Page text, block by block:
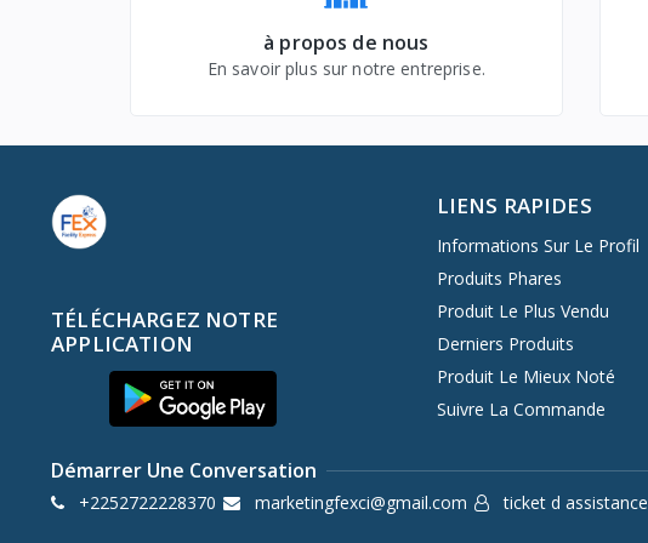
à propos de nous
En savoir plus sur notre entreprise.
TÉLÉCHARGEZ NOTRE
APPLICATION
LIENS RAPIDES
Informations Sur Le Profil
Produits Phares
Produit Le Plus Vendu
Derniers Produits
Produit Le Mieux Noté
Suivre La Commande
Démarrer Une Conversation
+2252722228370 marketingfexci@gmail.com ticket d assistance